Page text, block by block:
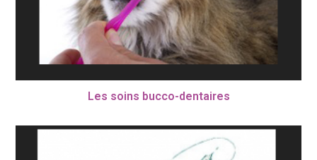
Les soins bucco-dentaires